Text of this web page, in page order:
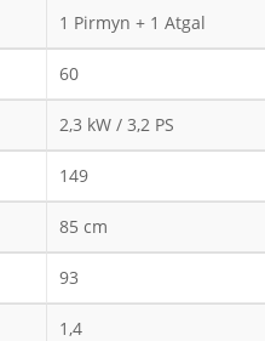
1 Pirmyn + 1 Atgal
60
2,3 kW / 3,2 PS
149
85 cm
93
1,4